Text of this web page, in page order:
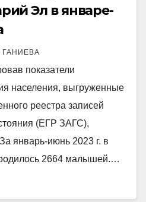
Эл в январе-
ГАНИЕВА
показатели
населения, выгруженные
реестра записей
(ЕГР ЗАГС),
январь-июнь 2023 г. в
2664 малышей.…